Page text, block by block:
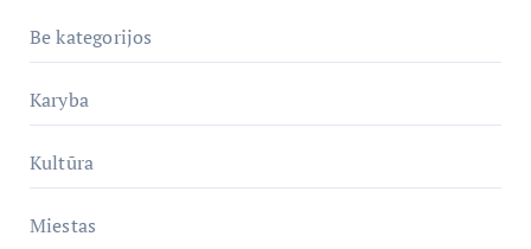
Be kategorijos
Karyba
Kultūra
Miestas